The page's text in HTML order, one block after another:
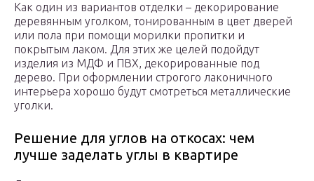
Как один из вариантов отделки – декорирование
деревянным уголком, тонированным в цвет дверей
или пола при помощи морилки пропитки и
покрытым лаком. Для этих же целей подойдут
изделия из МДФ и ПВХ, декорированные под
дерево. При оформлении строгого лаконичного
интерьера хорошо будут смотреться металлические
уголки.
Решение для углов на откосах: чем
лучше заделать углы в квартире